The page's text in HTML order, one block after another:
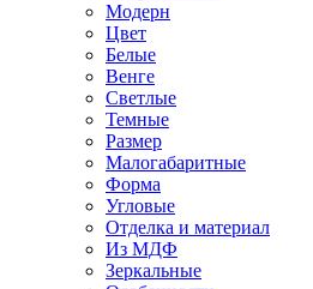
Модерн
Цвет
Белые
Венге
Светлые
Темные
Размер
Малогабаритные
Форма
Угловые
Отделка и материал
Из МДФ
Зеркальные